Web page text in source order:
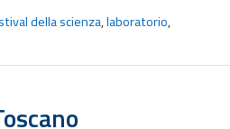
della scienza,laboratorio,